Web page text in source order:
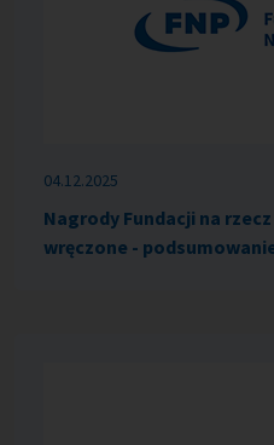
04.12.2025
Nagrody Fundacji na
wręczone -